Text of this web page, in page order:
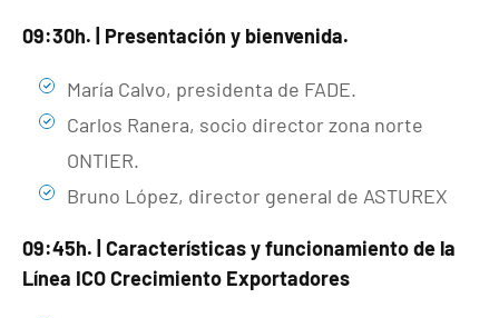
09:30h. | Presentación y bienvenida.
María Calvo, presidenta de FADE.
Carlos Ranera, socio director zona norte
ONTIER.
Bruno López, director general de ASTUREX
09:45h. | Características y funcionamiento de la
Línea ICO Crecimiento Exportadores